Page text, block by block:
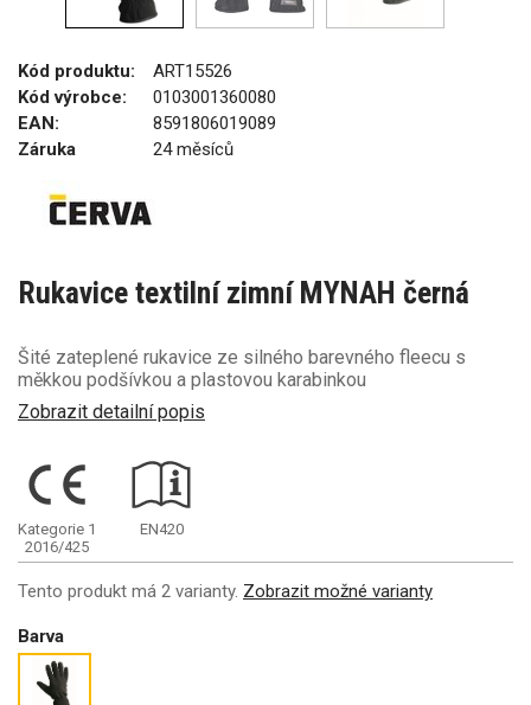
Kód produktu:
ART15526
Kód výrobce:
0103001360080
EAN:
8591806019089
Záruka
24 měsíců
Rukavice textilní zimní MYNAH černá
Šité zateplené rukavice ze silného barevného fleecu s
měkkou podšívkou a plastovou karabinkou
Zobrazit detailní popis
Kategorie 1
2016/425
EN420
Tento produkt má 2 varianty. Zobrazit možné varianty
Barva